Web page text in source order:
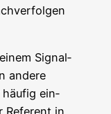
Signal­
ande­re
häu­fig ein­
Refe­rent in